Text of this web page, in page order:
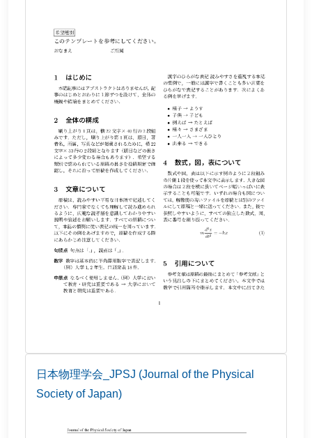
日本物理学会_JPSJ (Journal of the Physical
Society of Japan)